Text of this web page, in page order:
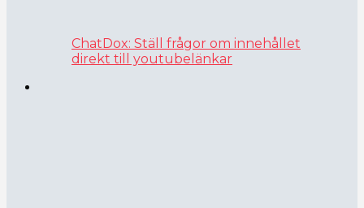
ChatDox: Ställ frågor om innehållet
direkt till youtubelänkar